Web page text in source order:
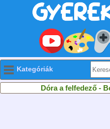
Kategóriák
Dóra a felfedező -